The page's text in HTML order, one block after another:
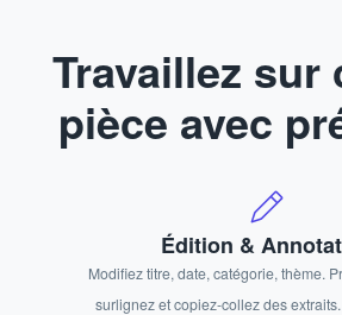
Travaillez sur
pièce avec
Édition &
Modifiez titre, date, catégorie, thème.
surlignez et copiez-collez des